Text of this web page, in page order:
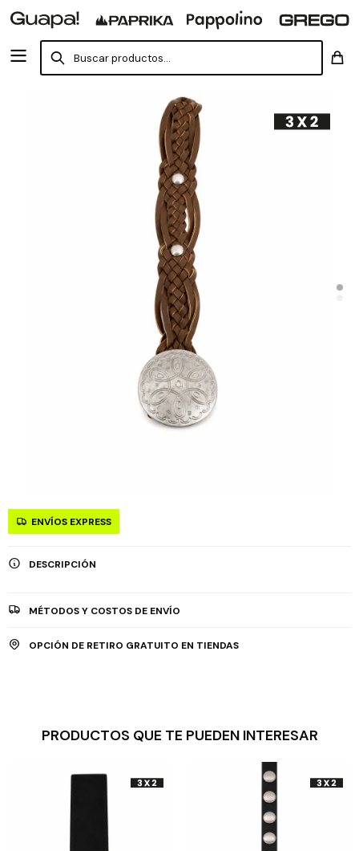
ENVÍOS EXPRESS
DESCRIPCIÓN
MÉTODOS Y COSTOS DE ENVÍO
OPCIÓN DE RETIRO GRATUITO EN TIENDAS
PRODUCTOS QUE TE PUEDEN INTERESAR